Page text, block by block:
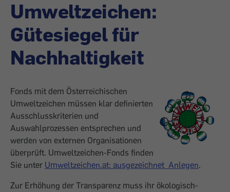
Umweltzeichen:
Gütesiegel für
Nachhaltigkeit
Fonds mit dem Österreichischen
Umweltzeichen müssen klar definierten
Ausschlusskriterien und
Auswahlprozessen entsprechen und
werden von externen Organisationen
überprüft. Umweltzeichen-Fonds finden
Sie unter Umweltzeichen.at: ausgezeichnet_Anlegen.
Zur Erhöhung der Transparenz muss ihr ökologisch-